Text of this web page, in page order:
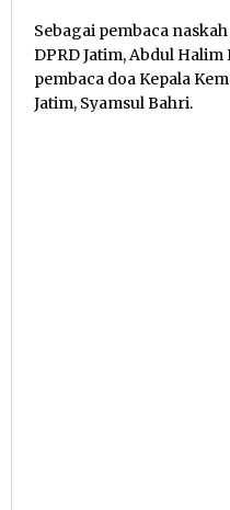
Sebagai pembaca
DPRD Jatim, Abdul
pembaca doa Kepala
Jatim, Syamsul Bahri.